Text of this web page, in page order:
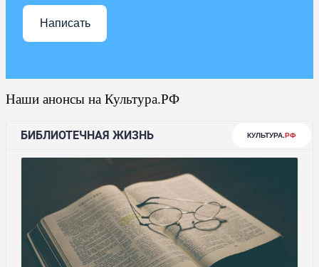
Написать
Наши анонсы на Культура.РФ